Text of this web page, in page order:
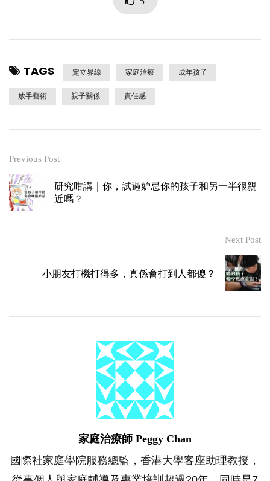
TAGS 定立界線 家庭治療 成年孩子
放手藝術 親子關係 責任感
Previous Post
研究咁講｜你，試過妒忌你的孩子和另一半很親
近嗎？
Next Post
小朋友打機打得多，真係會打到人都傻？
家庭治療師 Peggy Chan
國際社家庭學院服務總監，香港大學客座助理教授，